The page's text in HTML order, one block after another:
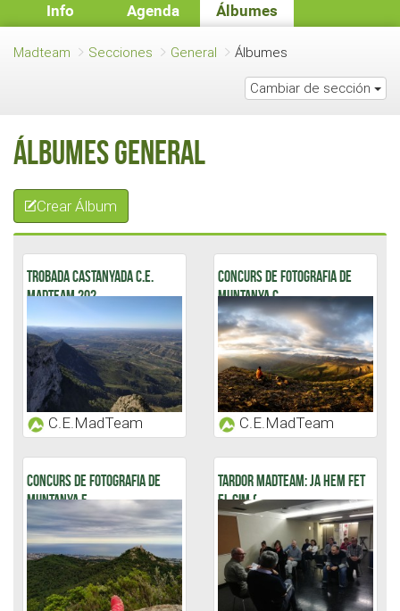
HAZTE SOCIO
Info Agenda Álbumes
Madteam Secciones General Álbumes
Cambiar de sección
Álbumes General
Crear Álbum
TROBADA CASTANYADA C.E.
MADTEAM 202...
C.E.MadTeam
CONCURS DE FOTOGRAFIA DE
MUNTANYA C...
C.E.MadTeam
CONCURS DE FOTOGRAFIA DE
MUNTANYA E...
TARDOR MADTEAM: JA HEM FET
EL CIM (...